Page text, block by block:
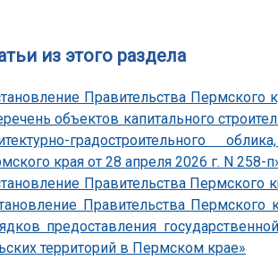
из этого раздела
Правительства Пермского
объектов капитального
градостроительного
края от 28 апреля 2026 г. N 258-
Правительства Пермского
Правительства
предоставления
территорий в Пермском крае»